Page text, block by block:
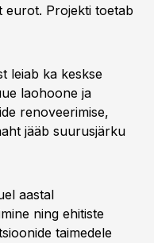
eurot. Projekti toetab
leiab ka keskse
laohoone ja
renoveerimise,
jääb suurusjärku
aastal
ning ehitiste
taimedele